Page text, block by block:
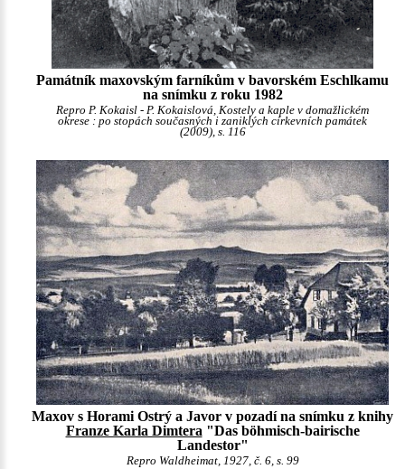
Památník maxovským farníkům v bavorském Eschlkamu
na snímku z roku 1982
Repro P. Kokaisl - P. Kokaislová, Kostely a kaple v domažlickém
okrese : po stopách současných i zaniklých církevních památek
(2009), s. 116
Maxov s Horami Ostrý a Javor v pozadí na snímku z knihy
Franze Karla Dimtera "Das böhmisch-bairische
Landestor"
Repro Waldheimat, 1927, č. 6, s. 99